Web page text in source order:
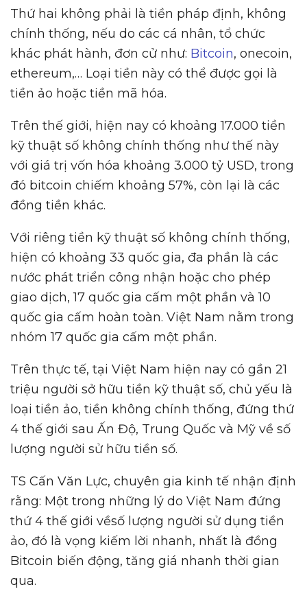
Thứ hai không phải là tiền pháp định, không
chính thống, nếu do các cá nhân, tổ chức
khác phát hành, đơn cử như: Bitcoin, onecoin,
ethereum,… Loại tiền này có thể được gọi là
tiền ảo hoặc tiền mã hóa.
Trên thế giới, hiện nay có khoảng 17.000 tiền
kỹ thuật số không chính thống như thế này
với giá trị vốn hóa khoảng 3.000 tỷ USD, trong
đó bitcoin chiếm khoảng 57%, còn lại là các
đồng tiền khác.
Với riêng tiền kỹ thuật số không chính thống,
hiện có khoảng 33 quốc gia, đa phần là các
nước phát triển công nhận hoặc cho phép
giao dịch, 17 quốc gia cấm một phần và 10
quốc gia cấm hoàn toàn. Việt Nam nằm trong
nhóm 17 quốc gia cấm một phần.
Trên thực tế, tại Việt Nam hiện nay có gần 21
triệu người sở hữu tiền kỹ thuật số, chủ yếu là
loại tiền ảo, tiền không chính thống, đứng thứ
4 thế giới sau Ấn Độ, Trung Quốc và Mỹ về số
lượng người sử hữu tiền số.
TS Cấn Văn Lực, chuyên gia kinh tế nhận định
rằng: Một trong những lý do Việt Nam đứng
thứ 4 thế giới vềsố lượng người sử dụng tiền
ảo, đó là vọng kiếm lời nhanh, nhất là đồng
Bitcoin biến động, tăng giá nhanh thời gian
qua.